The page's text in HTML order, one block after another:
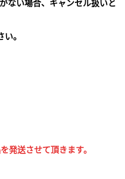
ない場合、キャンセル扱いと
。
発送させて頂きます。